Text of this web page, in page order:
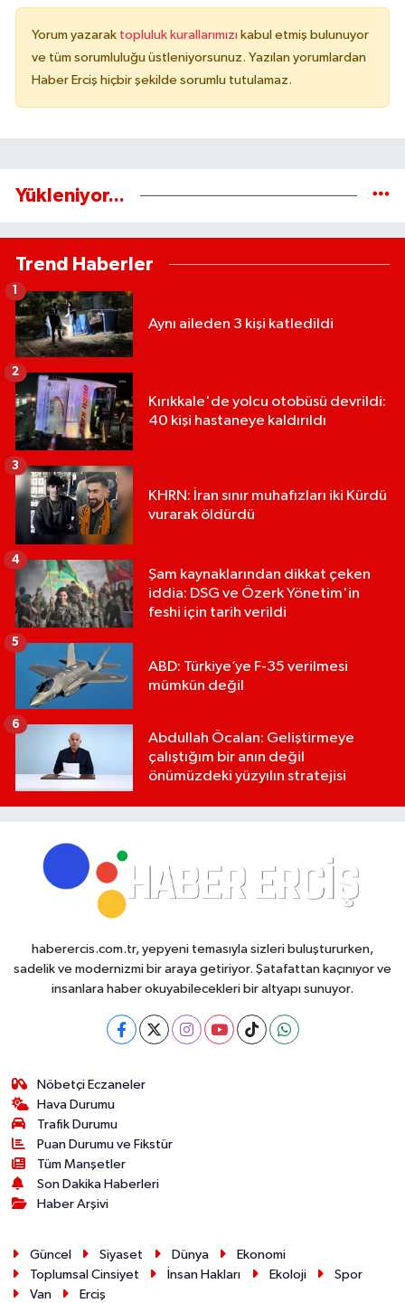
Yorum yazarak topluluk kurallarımızı kabul etmiş bulunuyor
ve tüm sorumluluğu üstleniyorsunuz. Yazılan yorumlardan
Haber Erciş hiçbir şekilde sorumlu tutulamaz.
Yükleniyor...
Trend Haberler
Aynı aileden 3 kişi katledildi
1
Kırıkkale'de yolcu otobüsü devrildi:
40 kişi hastaneye kaldırıldı
2
KHRN: İran sınır muhafızları iki Kürdü
vurarak öldürdü
3
Şam kaynaklarından dikkat çeken
iddia: DSG ve Özerk Yönetim'in
feshi için tarih verildi
4
ABD: Türkiye’ye F-35 verilmesi
mümkün değil
5
Abdullah Öcalan: Geliştirmeye
çalıştığım bir anın değil
önümüzdeki yüzyılın stratejisi
6
haberercis.com.tr, yepyeni temasıyla sizleri buluştururken,
sadelik ve modernizmi bir araya getiriyor. Şatafattan kaçınıyor ve
insanlara haber okuyabilecekleri bir altyapı sunuyor.
Nöbetçi Eczaneler
Hava Durumu
Trafik Durumu
Puan Durumu ve Fikstür
Tüm Manşetler
Son Dakika Haberleri
Haber Arşivi
Güncel Siyaset Dünya
Ekonomi
Toplumsal Cinsiyet
İnsan Hakları Ekoloji
Spor
Van
Erciş